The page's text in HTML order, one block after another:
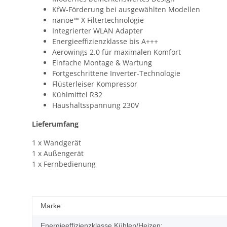
KfW-Förderung bei ausgewählten Modellen
nanoe™ X Filtertechnologie
Integrierter WLAN Adapter
Energieeffizienzklasse bis A+++
Aerowings 2.0 für maximalen Komfort
Einfache Montage & Wartung
Fortgeschrittene Inverter-Technologie
Flüsterleiser Kompressor
Kühlmittel R32
Haushaltsspannung 230V
Lieferumfang
1 x Wandgerät
1 x Außengerät
1 x Fernbedienung
Marke: